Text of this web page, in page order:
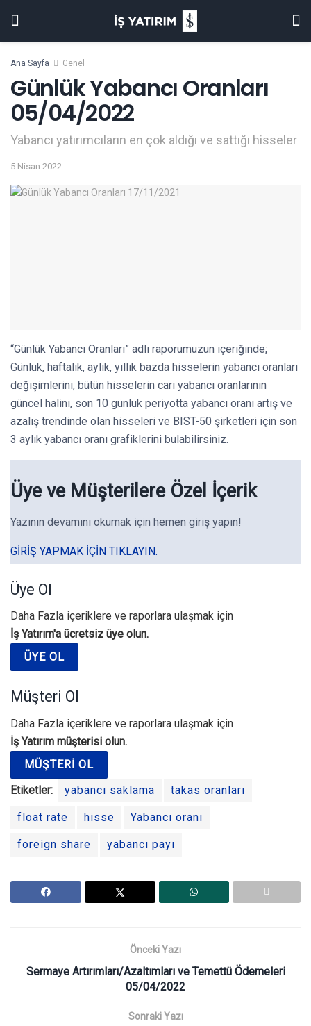
Ana Sayfa Genel
Günlük Yabancı Oranları
05/04/2022
Yabancı yatırımcıların en çok aldığı ve sattığı hisseler
5 Nisan 2022
“Günlük Yabancı Oranları” adlı raporumuzun içeriğinde;
Günlük, haftalık, aylık, yıllık bazda hisselerin yabancı oranları
değişimlerini, bütün hisselerin cari yabancı oranlarının
güncel halini, son 10 günlük periyotta yabancı oranı artış ve
azalış trendinde olan hisseleri ve BIST-50 şirketleri için son
3 aylık yabancı oranı grafiklerini bulabilirsiniz.
Üye ve Müşterilere Özel İçerik
Yazının devamını okumak için hemen giriş yapın!
GIRIŞ YAPMAK IÇIN TIKLAYIN.
Üye Ol
Daha Fazla içeriklere ve raporlara ulaşmak için
İş Yatırım'a ücretsiz üye olun.
ÜYE OL
Müşteri Ol
Daha Fazla içeriklere ve raporlara ulaşmak için
İş Yatırım müşterisi olun.
MÜŞTERI OL
Etiketler:
yabancı saklama takas oranları
float rate hisse Yabancı oranı
foreign share yabancı payı
Önceki Yazı
Sermaye Artırımları/Azaltımları ve Temettü Ödemeleri
05/04/2022
Sonraki Yazı